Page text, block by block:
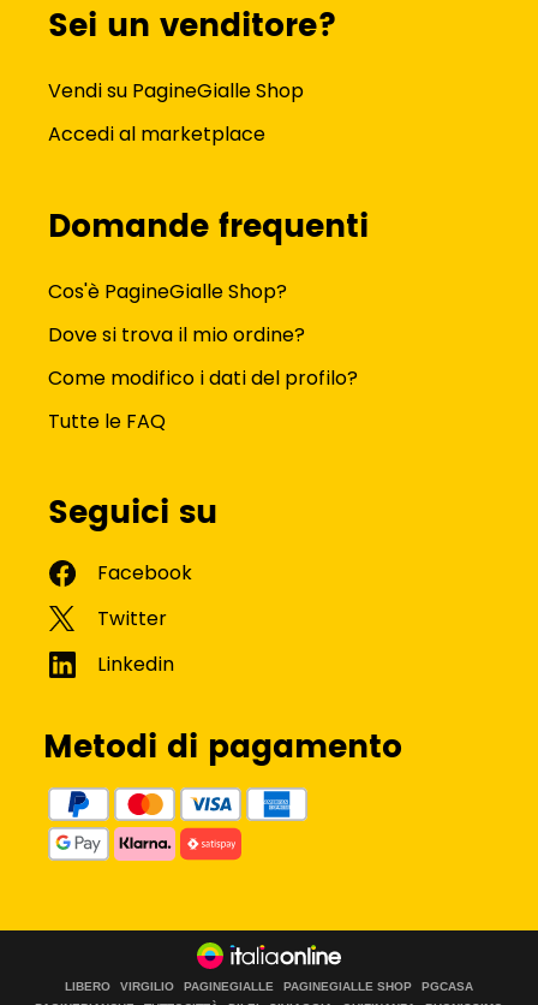
Sei un venditore?
Vendi su PagineGialle Shop
Accedi al marketplace
Domande frequenti
Cos'è PagineGialle Shop?
Dove si trova il mio ordine?
Come modifico i dati del profilo?
Tutte le FAQ
Seguici su
Metodi di pagamento
LIBERO VIRGILIO PAGINEGIALLE PAGINEGIALLE SHOP
PGCASA